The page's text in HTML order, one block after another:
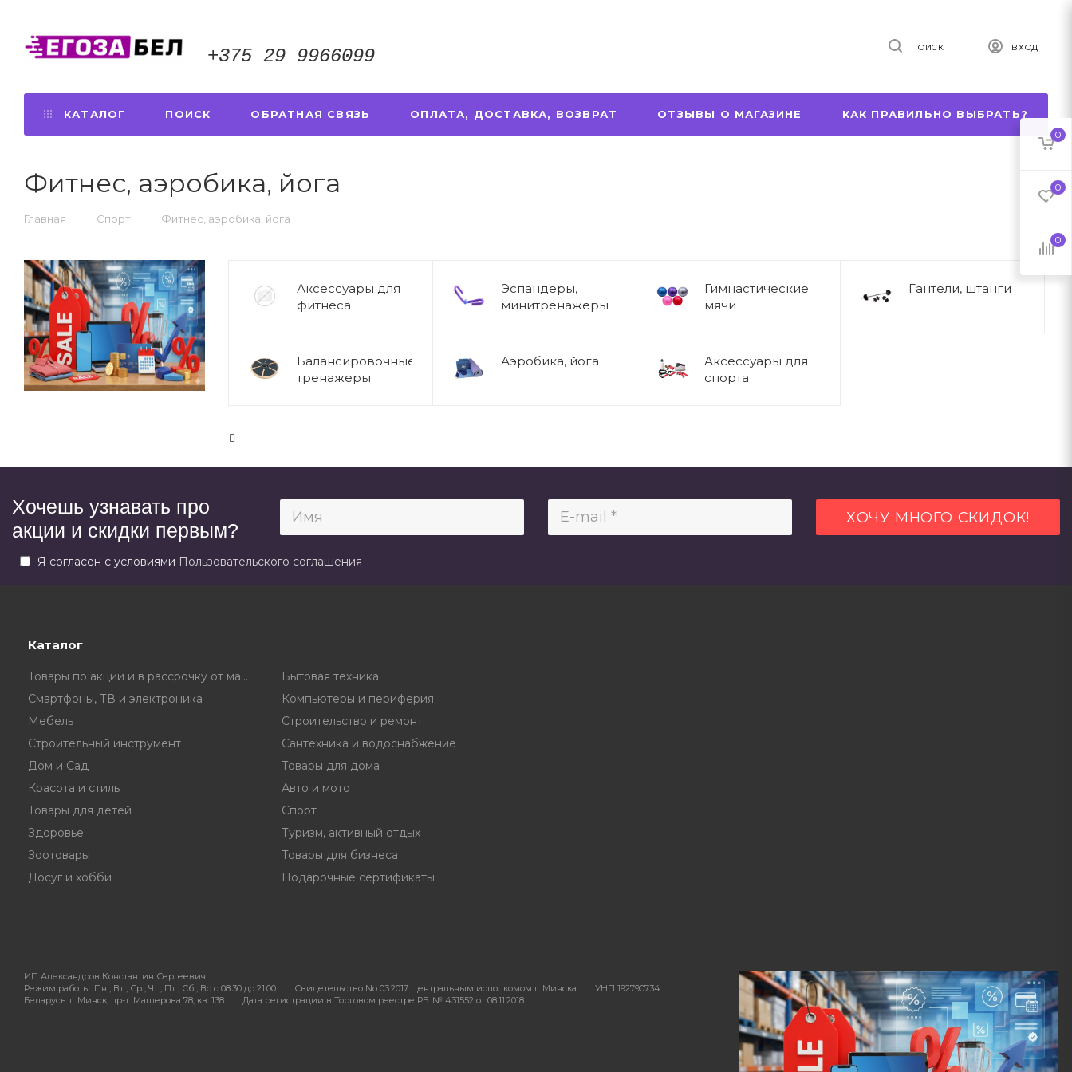
+375 29 9966099 ПОИСК ВХОД
КАТАЛОГ ПОИСК ОБРАТНАЯ СВЯЗЬ ОПЛАТА, ДОСТАВКА, ВОЗВРАТ ОТЗЫВЫ О МАГАЗИНЕ КАК ПРАВИЛЬНО ВЫБРАТЬ?
0
0
0
Фитнес, аэробика, йога
Главная Спорт Фитнес, аэробика, йога
Аксессуары для
фитнеса
Эспандеры,
минитренажеры
Гимнастические
мячи
Гантели, штанги
Балансировочные
тренажеры
Аэробика, йога
Аксессуары для
спорта
Хочешь узнавать про
акции и скидки первым?
Я согласен с условиями Пользовательского соглашения
Каталог
Товары по акции и в рассрочку от магазина
Бытовая техника
Смартфоны, ТВ и электроника
Компьютеры и периферия
Мебель
Строительство и ремонт
Строительный инструмент
Сантехника и водоснабжение
Дом и Сад
Товары для дома
Красота и стиль
Авто и мото
Товары для детей
Спорт
Здоровье
Туризм, активный отдых
Зоотовары
Товары для бизнеса
Досуг и хобби
Подарочные сертификаты
ИП Александров Константин Сергеевич
Режим работы: Пн , Вт , Ср , Чт , Пт , Сб , Вс c 08:30 до 21:00 Свидетельство No 03.2017 Центральным исполкомом г. Минска
УНП 192790734
Беларусь. г. Минск, пр-т. Машерова 78, кв. 138
Дата регистрации в Торговом реестре РБ: № 431552 от 08.11.2018